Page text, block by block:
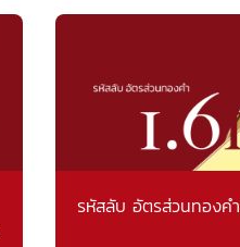
รหัสลับ อัตรส่วนทองคำ